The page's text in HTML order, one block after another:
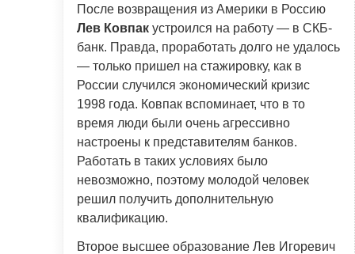
После возвращения из Америки в Россию
Лев Ковпак устроился на работу — в СКБ-
банк. Правда, проработать долго не удалось
— только пришел на стажировку, как в
России случился экономический кризис
1998 года. Ковпак вспоминает, что в то
время люди были очень агрессивно
настроены к представителям банков.
Работать в таких условиях было
невозможно, поэтому молодой человек
решил получить дополнительную
квалификацию.
Второе высшее образование Лев Игоревич